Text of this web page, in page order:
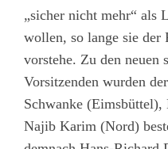
„sicher nicht mehr“ als
wollen, so lange sie der
vorstehe. Zu den neuen
Vorsitzenden wurden
Schwanke
Najib Karim (Nord)